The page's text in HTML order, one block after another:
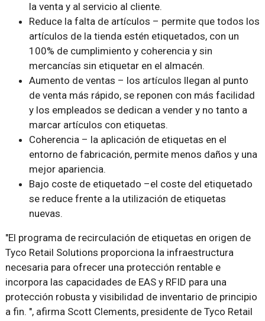
la venta y al servicio al cliente.
Reduce la falta de artículos – permite que todos los
artículos de la tienda estén etiquetados, con un
100% de cumplimiento y coherencia y sin
mercancías sin etiquetar en el almacén.
Aumento de ventas – los artículos llegan al punto
de venta más rápido, se reponen con más facilidad
y los empleados se dedican a vender y no tanto a
marcar artículos con etiquetas.
Coherencia – la aplicación de etiquetas en el
entorno de fabricación, permite menos daños y una
mejor apariencia.
Bajo coste de etiquetado –el coste del etiquetado
se reduce frente a la utilización de etiquetas
nuevas.
"El programa de recirculación de etiquetas en origen de
Tyco Retail Solutions proporciona la infraestructura
necesaria para ofrecer una protección rentable e
incorpora las capacidades de EAS y RFID para una
protección robusta y visibilidad de inventario de principio
a fin. ", afirma Scott Clements, presidente de Tyco Retail